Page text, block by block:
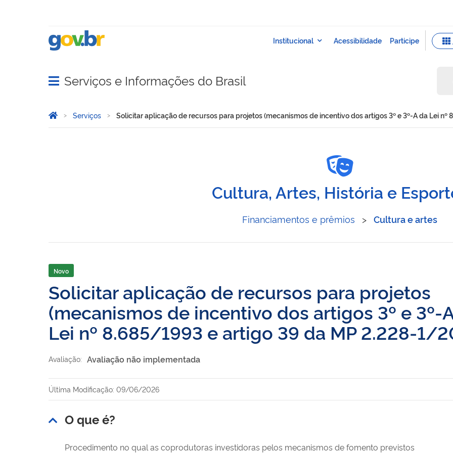
Abrir menu principal de navegação
Serviços e Informações do Brasil
Você está aqui:
Página Inicial
Serviços Solicitar aplicação de recursos para projetos (mecanismos de incentivo dos artigos 3º e 3º-A da Lei
Cultura, Artes, História e
Financiamentos e prêmios > Cultura e artes
Novo
Solicitar aplicação de recursos para projetos
(mecanismos de incentivo dos artigos 3º e 3º-
Lei nº 8.685/1993 e artigo 39 da MP 2.228-1/
Avaliação: Avaliação não implementada
Última Modificação: 09/06/2026
O que é?
Procedimento no qual as coprodutoras investidoras pelos mecanismos de fomento previstos